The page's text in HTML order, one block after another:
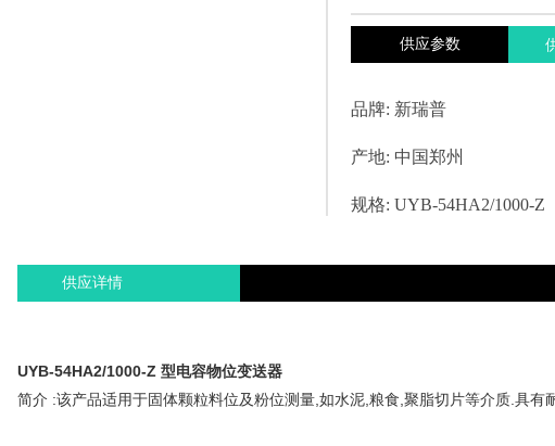
供应参数
品牌: 新瑞普
产地: 中国郑州
规格: UYB-54HA2/1000-Z
供应详情
UYB-54HA2/1000-Z 型电容物位变送器
简介 :该产品适用于固体颗粒料位及粉位测量,如水泥,粮食,聚脂切片等介质.具有